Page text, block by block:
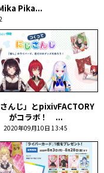
Pika...
さんじ」とpixivFACTORY
がコラボ！ ...
2020年09月10日 13:45